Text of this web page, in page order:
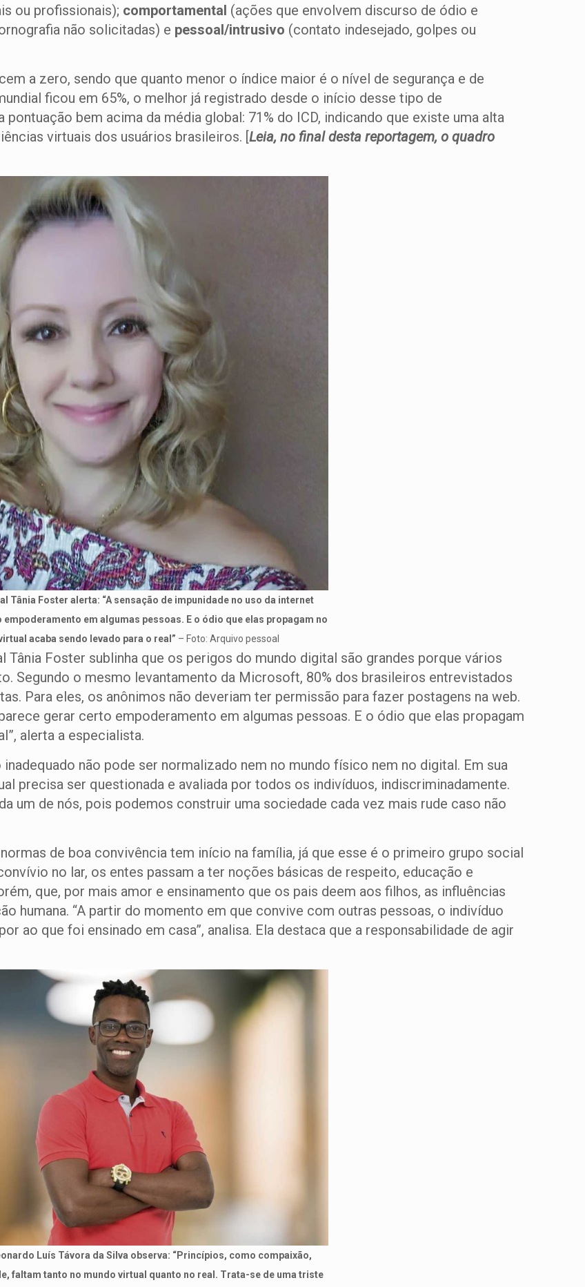
ou profissionais); comportamental (ações que envolvem discurso de ódio e
não solicitadas) e pessoal/intrusivo (contato indesejado, golpes ou
a zero, sendo que quanto menor o índice maior é o nível de segurança e de
ficou em 65%, o melhor já registrado desde o início desse tipo de
bem acima da média global: 71% do ICD, indicando que existe uma alta
virtuais dos usuários brasileiros. [Leia, no final desta reportagem, o quadro
Tânia Foster alerta: “A sensação de impunidade no uso da internet
em algumas pessoas. E o ódio que elas propagam no
acaba sendo levado para o real” – Foto: Arquivo pessoal
Tânia Foster sublinha que os perigos do mundo digital são grandes porque vários
Segundo o mesmo levantamento da Microsoft, 80% dos brasileiros entrevistados
Para eles, os anônimos não deveriam ter permissão para fazer postagens na web.
gerar certo empoderamento em algumas pessoas. E o ódio que elas propagam
alerta a especialista.
não pode ser normalizado nem no mundo físico nem no digital. Em sua
precisa ser questionada e avaliada por todos os indivíduos, indiscriminadamente.
um de nós, pois podemos construir uma sociedade cada vez mais rude caso não
de boa convivência tem início na família, já que esse é o primeiro grupo social
no lar, os entes passam a ter noções básicas de respeito, educação e
que, por mais amor e ensinamento que os pais deem aos filhos, as influências
humana. “A partir do momento em que convive com outras pessoas, o indivíduo
ao que foi ensinado em casa”, analisa. Ela destaca que a responsabilidade de agir
Luís Távora da Silva observa: “Princípios, como compaixão,
faltam tanto no mundo virtual quanto no real. Trata-se de uma triste